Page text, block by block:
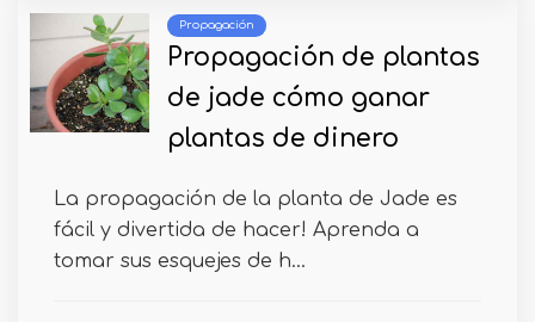
Propagación
Propagación de plantas
de jade cómo ganar
plantas de dinero
La propagación de la planta de Jade es
fácil y divertida de hacer! Aprenda a
tomar sus esquejes de h...